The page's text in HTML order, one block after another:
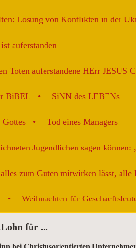
Lösung von Konflikten in der
auferstanden
Toten auferstandene HErr JESUS
BiBEL SiNN des LEBENs
Tod eines Managers
Jugendlichen sagen können:
zum Guten mitwirken lässt, alle
Weihnachten für
/
bei Christusorientierten